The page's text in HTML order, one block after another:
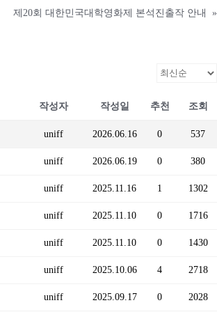
제20회 대한민국대학영화제 본석진출작 안내 »
작성자 작성일 추천 조회
uniff 2026.06.16 0 537
uniff 2026.06.19 0 380
uniff 2025.11.16 1 1302
uniff 2025.11.10 0 1716
uniff 2025.11.10 0 1430
uniff 2025.10.06 4 2718
uniff 2025.09.17 0 2028